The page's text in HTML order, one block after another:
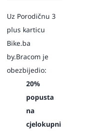
Uz Porodičnu 3
plus karticu
Bike.ba
by.Bracom je
obezbijedio:
20%
popusta
na
cjelokupni